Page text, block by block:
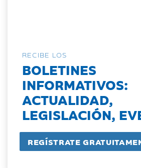
RECIBE LOS
BOLETINES
INFORMATIVOS:
ACTUALIDAD,
LEGISLACIÓN,